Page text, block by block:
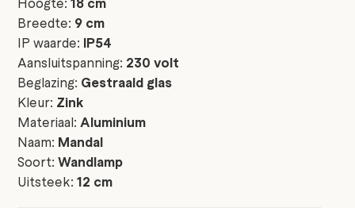
Breedte: 9 cm
IP waarde: IP54
Aansluitspanning: 230 volt
Beglazing: Gestraald glas
Kleur: Zink
Materiaal: Aluminium
Naam: Mandal
Soort:Wandlamp
Uitsteek:12 cm